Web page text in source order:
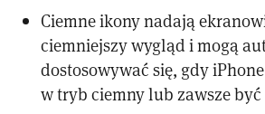
Ciemne ikony nadają
ciemniejszy wygląd i mogą
dostosowywać się, gdy
w tryb ciemny lub zawsze być